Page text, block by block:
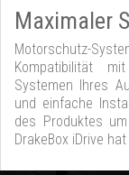
Maximaler
Motorschutz-
Kompatibilität
Systemen Ihres
und einfache
des Produktes
DrakeBox iDrive